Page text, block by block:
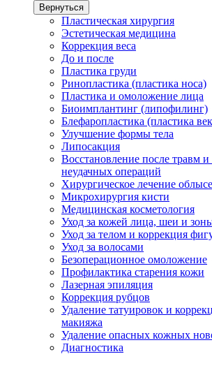
Вернуться
Пластическая хирургия
Эстетическая медицина
Коррекция веса
До и после
Пластика груди
Ринопластика (пластика носа)
Пластика и омоложение лица
Биоимплантинг (липофилинг)
Блефаропластика (пластика
Улучшение формы тела
Липосакция
Восстановление после травм и
неудачных операций
Хирургическое лечение
Микрохирургия кисти
Медицинская косметология
Уход за кожей лица, шеи и
Уход за телом и коррекция
Уход за волосами
Безоперационное омоложение
Профилактика старения кожи
Лазерная эпиляция
Коррекция рубцов
Удаление татуировок и
макияжа
Удаление опасных кожных
Диагностика